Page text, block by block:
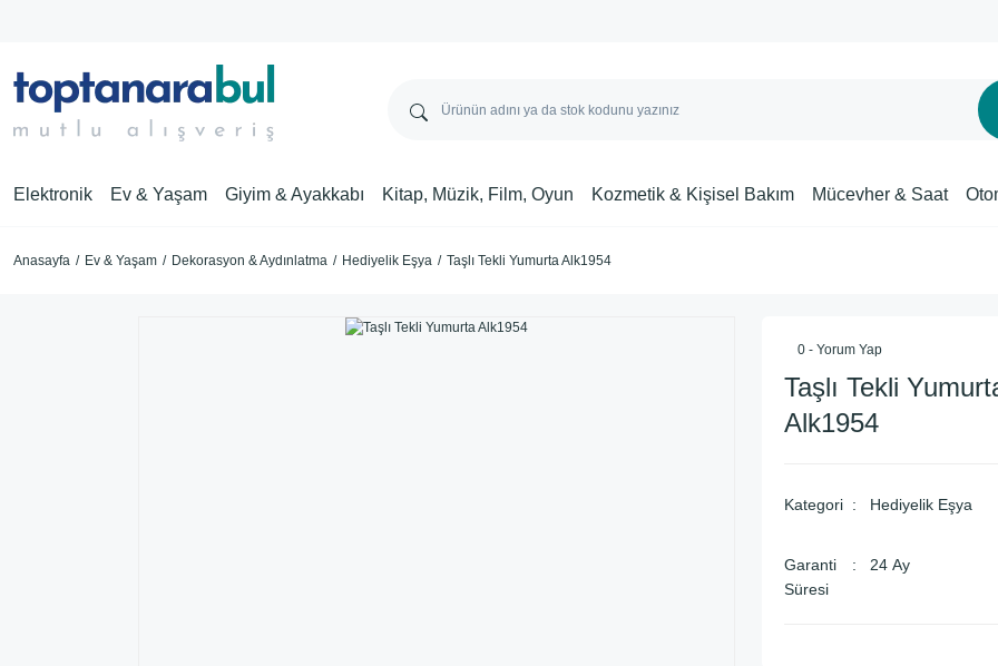
Elektronik Ev & Yaşam Giyim & Ayakkabı Kitap, Müzik, Film, Oyun Kozmetik & Kişisel Bakım Mücevher & Saat
Anasayfa Ev & Yaşam Dekorasyon & Aydınlatma Hediyelik Eşya Taşlı Tekli Yumurta Alk1954
0 - Yorum Yap
Taşlı Tekli
Alk1954
Kategori Hediyelik Eşya
Garanti
Süresi
24 Ay